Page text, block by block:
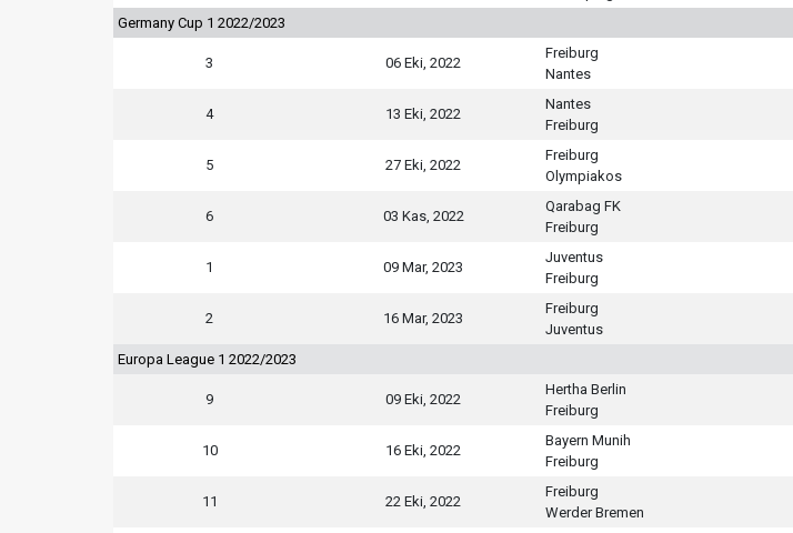
Germany Cup 1 2022/2023
3 06 Eki, 2022
Freiburg
Nantes
4 13 Eki, 2022
Nantes
Freiburg
5 27 Eki, 2022
Freiburg
Olympiakos
6 03 Kas, 2022
Qarabag FK
Freiburg
1 09 Mar, 2023
Juventus
Freiburg
2 16 Mar, 2023
Freiburg
Juventus
Europa League 1 2022/2023
9 09 Eki, 2022
Hertha Berlin
Freiburg
10 16 Eki, 2022
Bayern Munih
Freiburg
11 22 Eki, 2022
Freiburg
Werder Bremen